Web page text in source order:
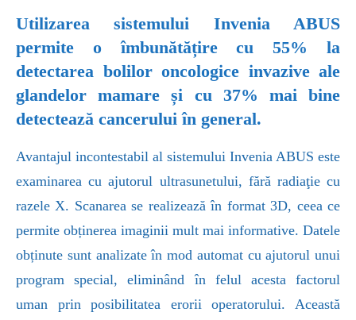
Utilizarea sistemului Invenia ABUS
permite o îmbunătățire cu 55% la
detectarea bolilor oncologice invazive ale
glandelor mamare și cu 37% mai bine
detectează cancerului în general.
Avantajul incontestabil al sistemului Invenia ABUS este
examinarea cu ajutorul ultrasunetului, fără radiaţie cu
razele X. Scanarea se realizează în format 3D, ceea ce
permite obținerea imaginii mult mai informative. Datele
obținute sunt analizate în mod automat cu ajutorul unui
program special, eliminând în felul acesta factorul
uman prin posibilitatea erorii operatorului. Această